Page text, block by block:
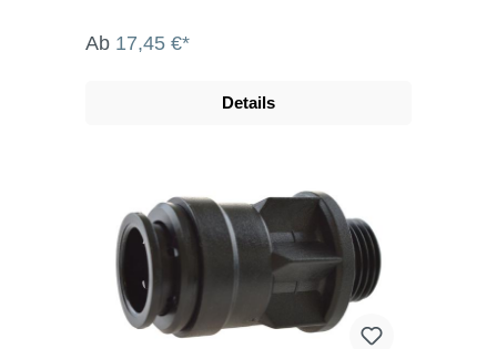
Ab 17,45 €*
Details